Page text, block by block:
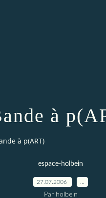
à
à p(ART)
espace-holbein
27.07.2006
Par holbein